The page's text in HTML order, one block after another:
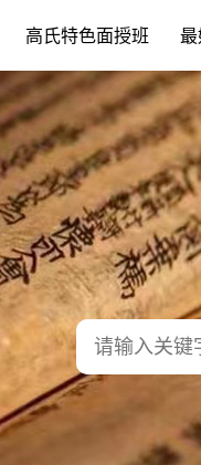
高氏特色面授班